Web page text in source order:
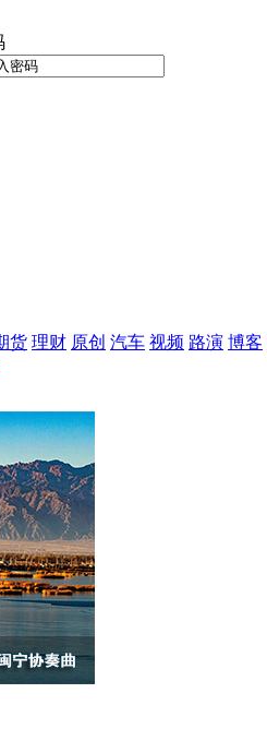
货 理财 原创 汽车 视频 路演 博客